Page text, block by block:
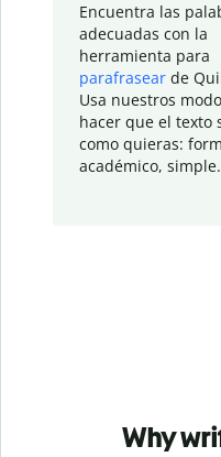
Encuentra las
adecuadas con la
herramienta para
parafrasear de
Usa nuestros
hacer que el texto
como quieras:
académico,
Why